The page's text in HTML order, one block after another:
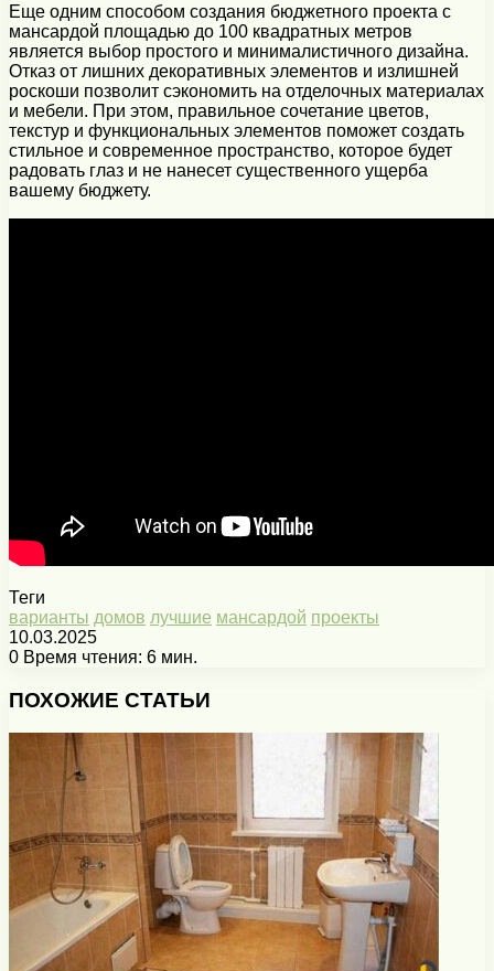
Еще одним способом создания бюджетного проекта с
мансардой площадью до 100 квадратных метров
является выбор простого и минималистичного дизайна.
Отказ от лишних декоративных элементов и излишней
роскоши позволит сэкономить на отделочных материалах
и мебели. При этом, правильное сочетание цветов,
текстур и функциональных элементов поможет создать
стильное и современное пространство, которое будет
радовать глаз и не нанесет существенного ущерба
вашему бюджету.
Теги
варианты домов лучшие мансардой проекты
10.03.2025
0 Время чтения: 6 мин.
ПОХОЖИЕ СТАТЬИ